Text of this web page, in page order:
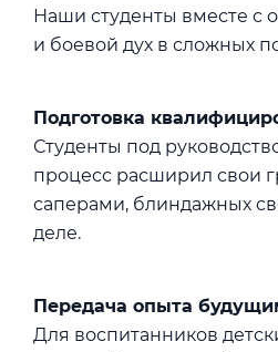
Наши студенты вместе с
и боевой дух в сложных
Подготовка
Студенты под
процесс расширил свои
саперами, блиндажных
деле.
Передача опыта
Для воспитанников